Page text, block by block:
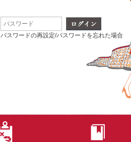
パスワードの再設定/パスワードを忘れた場合